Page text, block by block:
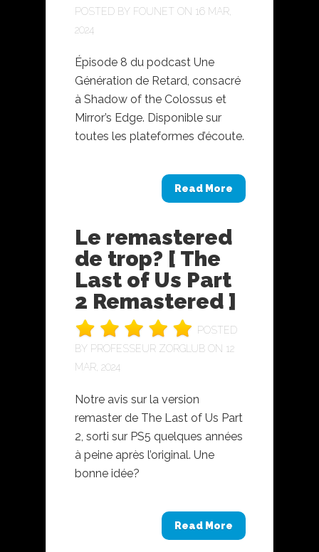
POSTED BY FOUNET ON 16 MAR,
2024
Épisode 8 du podcast Une
Génération de Retard, consacré
à Shadow of the Colossus et
Mirror’s Edge. Disponible sur
toutes les plateformes d’écoute.
Read More
Le remastered
de trop? [ The
Last of Us Part
2 Remastered ]
POSTED
BY PROFESSEUR ZORGLUB ON 12
MAR, 2024
Notre avis sur la version
remaster de The Last of Us Part
2, sorti sur PS5 quelques années
à peine après l’original. Une
bonne idée?
Read More